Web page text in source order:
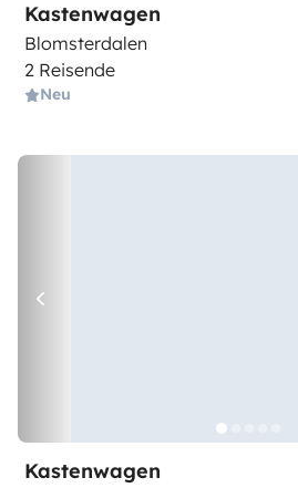
Kastenwagen
Blomsterdalen
2 Reisende
Neu
Kastenwagen